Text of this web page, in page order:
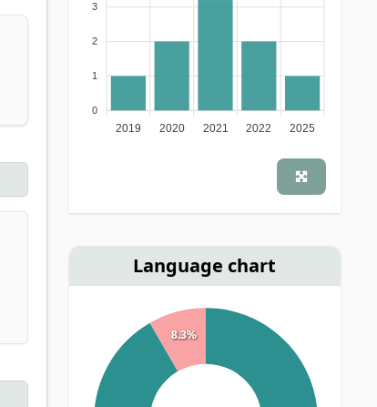
3
2
1
0
2019 2020 2021 2022 2025
Language chart
8.3%